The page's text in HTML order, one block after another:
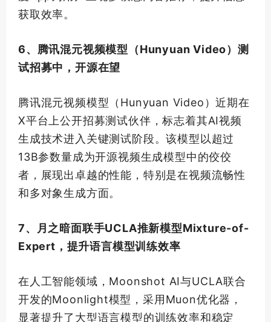
获取效率。
6、腾讯混元视频模型（Hunyuan Video）测
试招募中，开源在望
腾讯混元视频模型（Hunyuan Video）近期在
X平台上公开招募测试伙伴，标志着其AI视频
生成技术进入关键测试阶段。该模型以超过
13B参数量成为开源视频生成模型中的佼佼
者，展现出卓越的性能，特别是在视频流畅性
和多对象生成方面。
7、月之暗面联手UCLA推新模型Mixture-of-
Expert，提升语言模型训练效率
在人工智能领域，Moonshot AI与UCLA联合
开发的Moonlight模型，采用Muon优化器，
显著提升了大型语言模型的训练效率和稳定